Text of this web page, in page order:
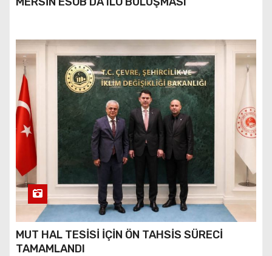
MUT HAL TESİSİ İÇİN ÖN TAHSİS SÜRECİ
TAMAMLANDI